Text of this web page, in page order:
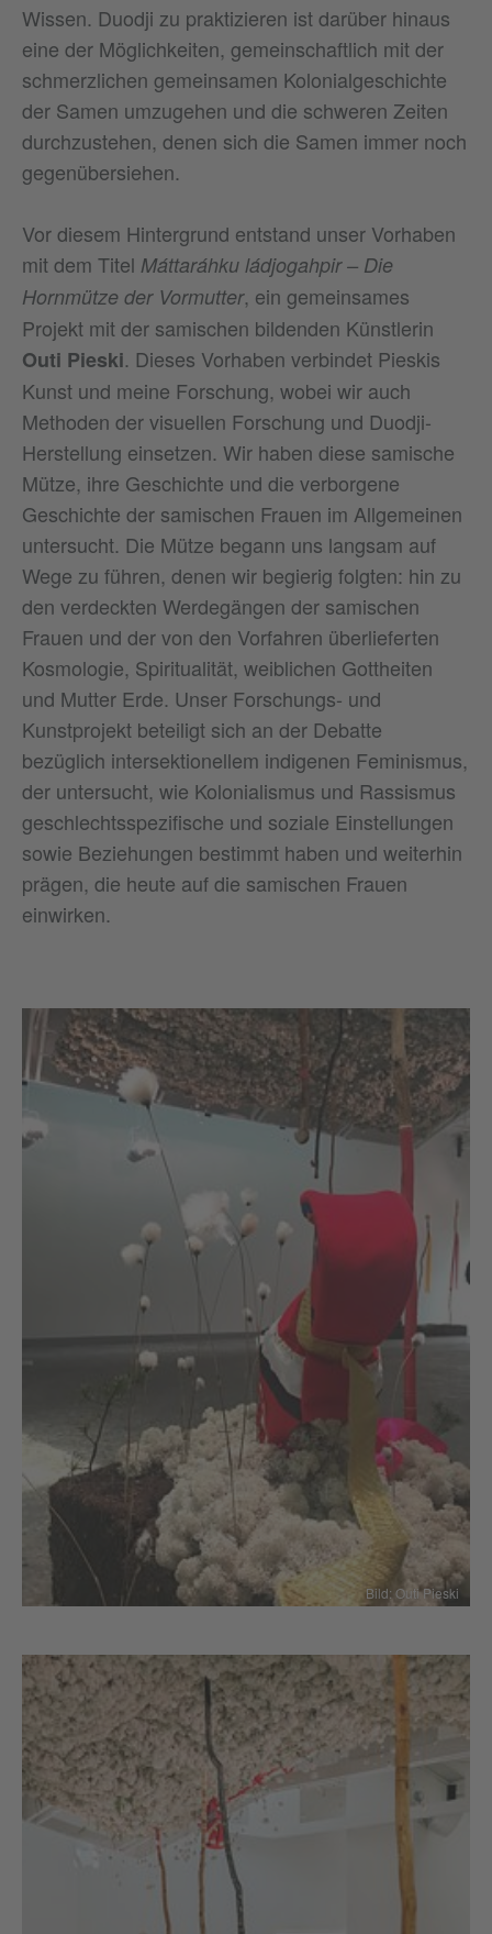
Wissen. Duodji zu praktizieren ist darüber hinaus
eine der Möglichkeiten, gemeinschaftlich mit der
schmerzlichen gemeinsamen Kolonialgeschichte
der Samen umzugehen und die schweren Zeiten
durchzustehen, denen sich die Samen immer noch
gegenübersiehen.
Vor diesem Hintergrund entstand unser Vorhaben
mit dem Titel Máttaráhku ládjogahpir – Die
Hornmütze der Vormutter, ein gemeinsames
Projekt mit der samischen bildenden Künstlerin
Outi Pieski. Dieses Vorhaben verbindet Pieskis
Kunst und meine Forschung, wobei wir auch
Methoden der visuellen Forschung und Duodji-
Herstellung einsetzen. Wir haben diese samische
Mütze, ihre Geschichte und die verborgene
Geschichte der samischen Frauen im Allgemeinen
untersucht. Die Mütze begann uns langsam auf
Wege zu führen, denen wir begierig folgten: hin zu
den verdeckten Werdegängen der samischen
Frauen und der von den Vorfahren überlieferten
Kosmologie, Spiritualität, weiblichen Gottheiten
und Mutter Erde. Unser Forschungs- und
Kunstprojekt beteiligt sich an der Debatte
bezüglich intersektionellem indigenen Feminismus,
der untersucht, wie Kolonialismus und Rassismus
geschlechtsspezifische und soziale Einstellungen
sowie Beziehungen bestimmt haben und weiterhin
prägen, die heute auf die samischen Frauen
einwirken.
Bild: Outi Pieski